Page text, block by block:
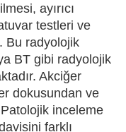
ayırıcı
testleri ve
Bu radyolojik
BT gibi radyolojik
Akciğer
dokusundan ve
inceleme
farklı